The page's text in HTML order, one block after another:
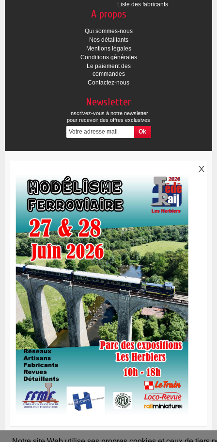
Liste des fabricants
A propos
Qui sommes-nous
Nos détaillants
Mentions légales
Conditions générales
Le paiement des
commandes
Contactez-nous
Newsletter
Inscrivez-vous à notre newsletter
pour recevoir des offres exclusives
X